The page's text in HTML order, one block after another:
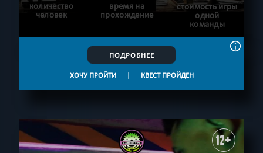
количество
человек
время на
прохождение
стоимость игры
одной
команды
ПОДРОБНЕЕ
ХОЧУ ПРОЙТИ | КВЕСТ ПРОЙДЕН
12+